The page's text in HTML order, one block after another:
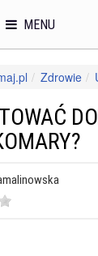
Zdrowie
środek na
MENU